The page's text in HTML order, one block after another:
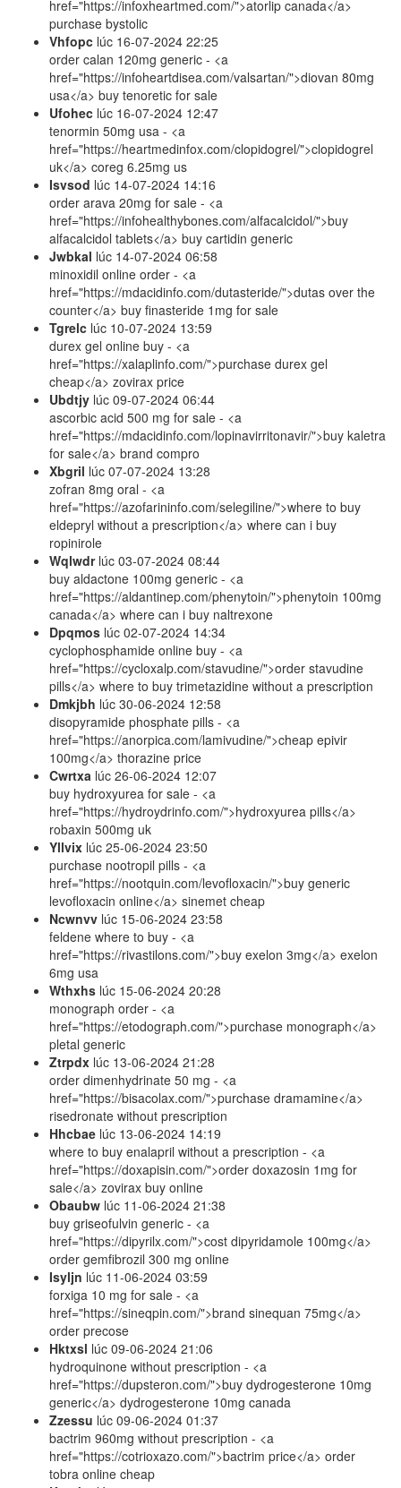
href="https://infoxheartmed.com/">atorlip canada</a>
purchase bystolic
Vhfopc lúc 16-07-2024 22:25
order calan 120mg generic - <a
href="https://infoheartdisea.com/valsartan/">diovan 80mg
usa</a> buy tenoretic for sale
Ufohec lúc 16-07-2024 12:47
tenormin 50mg usa - <a
href="https://heartmedinfox.com/clopidogrel/">clopidogrel
uk</a> coreg 6.25mg us
Isvsod lúc 14-07-2024 14:16
order arava 20mg for sale - <a
href="https://infohealthybones.com/alfacalcidol/">buy
alfacalcidol tablets</a> buy cartidin generic
Jwbkal lúc 14-07-2024 06:58
minoxidil online order - <a
href="https://mdacidinfo.com/dutasteride/">dutas over the
counter</a> buy finasteride 1mg for sale
Tgrelc lúc 10-07-2024 13:59
durex gel online buy - <a
href="https://xalaplinfo.com/">purchase durex gel
cheap</a> zovirax price
Ubdtjy lúc 09-07-2024 06:44
ascorbic acid 500 mg for sale - <a
href="https://mdacidinfo.com/lopinavirritonavir/">buy kaletra
for sale</a> brand compro
Xbgril lúc 07-07-2024 13:28
zofran 8mg oral - <a
href="https://azofarininfo.com/selegiline/">where to buy
eldepryl without a prescription</a> where can i buy
ropinirole
Wqlwdrlúc 03-07-2024 08:44
buy aldactone 100mg generic - <a
href="https://aldantinep.com/phenytoin/">phenytoin 100mg
canada</a> where can i buy naltrexone
Dpqmos lúc 02-07-2024 14:34
cyclophosphamide online buy - <a
href="https://cycloxalp.com/stavudine/">order stavudine
pills</a> where to buy trimetazidine without a prescription
Dmkjbh lúc 30-06-2024 12:58
disopyramide phosphate pills - <a
href="https://anorpica.com/lamivudine/">cheap epivir
100mg</a> thorazine price
Cwrtxa lúc 26-06-2024 12:07
buy hydroxyurea for sale - <a
href="https://hydroydrinfo.com/">hydroxyurea pills</a>
robaxin 500mg uk
Yllvix lúc 25-06-2024 23:50
purchase nootropil pills - <a
href="https://nootquin.com/levofloxacin/">buy generic
levofloxacin online</a> sinemet cheap
Ncwnvv lúc 15-06-2024 23:58
feldene where to buy - <a
href="https://rivastilons.com/">buy exelon 3mg</a> exelon
6mg usa
Wthxhs lúc 15-06-2024 20:28
monograph order - <a
href="https://etodograph.com/">purchase monograph</a>
pletal generic
Ztrpdx lúc 13-06-2024 21:28
order dimenhydrinate 50 mg - <a
href="https://bisacolax.com/">purchase dramamine</a>
risedronate without prescription
Hhcbae lúc 13-06-2024 14:19
where to buy enalapril without a prescription - <a
href="https://doxapisin.com/">order doxazosin 1mg for
sale</a> zovirax buy online
Obaubw lúc 11-06-2024 21:38
buy griseofulvin generic - <a
href="https://dipyrilx.com/">cost dipyridamole 100mg</a>
order gemfibrozil 300 mg online
Isyljn lúc 11-06-2024 03:59
forxiga 10 mg for sale - <a
href="https://sineqpin.com/">brand sinequan 75mg</a>
order precose
Hktxsl lúc 09-06-2024 21:06
hydroquinone without prescription - <a
href="https://dupsteron.com/">buy dydrogesterone 10mg
generic</a> dydrogesterone 10mg canada
Zzessu lúc 09-06-2024 01:37
bactrim 960mg without prescription - <a
href="https://cotrioxazo.com/">bactrim price</a> order
tobra online cheap